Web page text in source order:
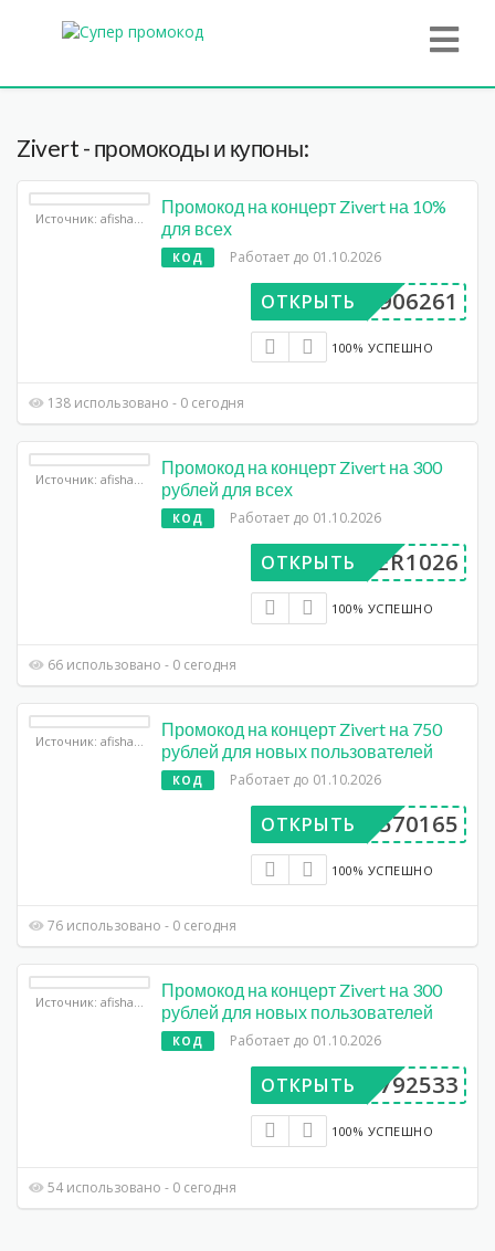
Zivert - промокоды и купоны:
Источник: afisha.yandex.ru
Промокод на концерт Zivert на 10%
для всех
КОД Работает до 01.10.2026
BP906261
ОТКРЫТЬ
100% УСПЕШНО
138 использовано - 0 сегодня
Источник: afisha.yandex.ru
Промокод на концерт Zivert на 300
рублей для всех
КОД Работает до 01.10.2026
UPER1026
ОТКРЫТЬ
100% УСПЕШНО
66 использовано - 0 сегодня
Промокод на концерт Zivert на 750
рублей для новых пользователей
КОД Работает до 01.10.2026
DP570165
ОТКРЫТЬ
100% УСПЕШНО
76 использовано - 0 сегодня
Источник: afisha.yandex.ru
Промокод на концерт Zivert на 300
рублей для новых пользователей
КОД Работает до 01.10.2026
DV792533
ОТКРЫТЬ
100% УСПЕШНО
54 использовано - 0 сегодня